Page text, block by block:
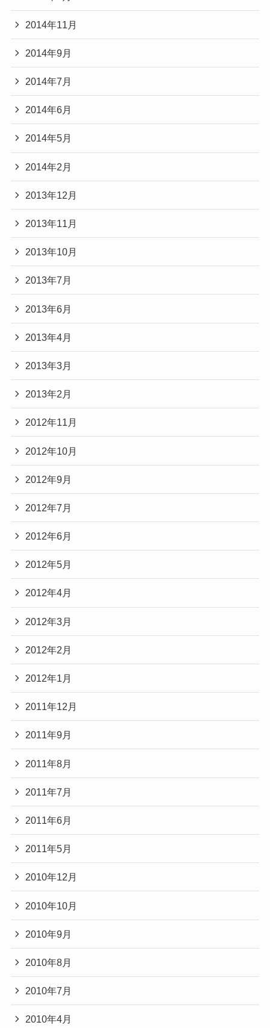
2014年11月
2014年9月
2014年7月
2014年6月
2014年5月
2014年2月
2013年12月
2013年11月
2013年10月
2013年7月
2013年6月
2013年4月
2013年3月
2013年2月
2012年11月
2012年10月
2012年9月
2012年7月
2012年6月
2012年5月
2012年4月
2012年3月
2012年2月
2012年1月
2011年12月
2011年9月
2011年8月
2011年7月
2011年6月
2011年5月
2010年12月
2010年10月
2010年9月
2010年8月
2010年7月
2010年4月